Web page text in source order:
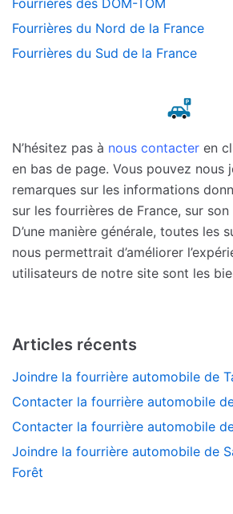
Fourrières du Nord de la France
Fourrières du Sud de la France
N’hésitez pas à nous contacter en
en bas de page. Vous pouvez nous
remarques sur les informations
sur les fourrières de France, sur
D’une manière générale, toutes les
nous permettrait d’améliorer
utilisateurs de notre site sont les
Articles récents
Joindre la fourrière automobile de
Contacter la fourrière automobile
Contacter la fourrière automobile
Joindre la fourrière automobile de
Forêt